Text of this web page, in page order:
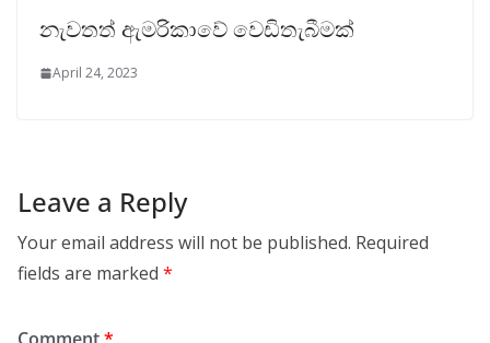
නැවතත් ඇමරිකාවේ වෙඩිතැබීමක්
April 24, 2023
Leave a Reply
Your email address will not be published. Required
fields are marked *